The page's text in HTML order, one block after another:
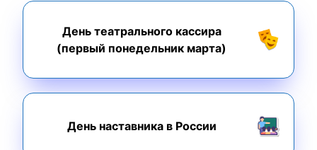
День театрального кассира
(первый понедельник марта)
День наставника в России